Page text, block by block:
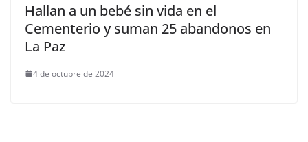
Hallan a un bebé sin vida en el
Cementerio y suman 25 abandonos en
La Paz
4 de octubre de 2024